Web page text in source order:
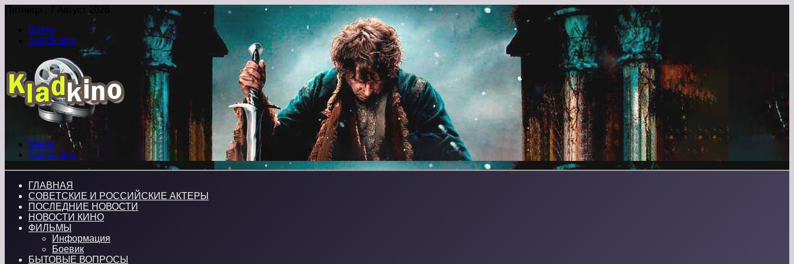
Пятница , 7 Август 2026
Войти
Switch skin
Меню
Switch skin
ГЛАВНАЯ
СОВЕТСКИЕ И РОССИЙСКИЕ АКТЕРЫ
ПОСЛЕДНИЕ НОВОСТИ
НОВОСТИ КИНО
ФИЛЬМЫ
Информация
Боевик
БЫТОВЫЕ ВОПРОСЫ